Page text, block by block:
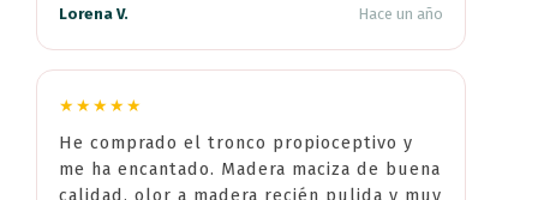
Lorena V. Hace un año
★★★★★
He comprado el tronco propioceptivo y
me ha encantado. Madera maciza de buena
calidad, olor a madera recién pulida y muy